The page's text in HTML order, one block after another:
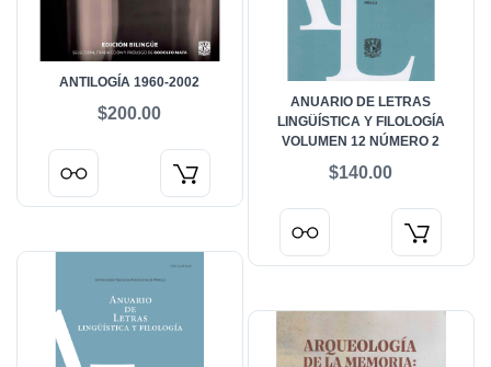
ANTILOGÍA 1960-2002
$200.00
ANUARIO DE LETRAS
LINGÜÍSTICA Y FILOLOGÍA
VOLUMEN 12 NÚMERO 2
$140.00